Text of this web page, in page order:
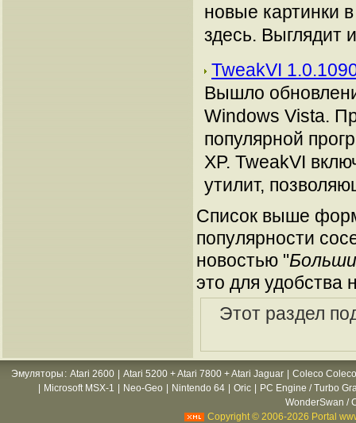
новые картинки
здесь. Выглядит
TweakVI
Вышло
Windows Vista.
популярной
XP. TweakVI
утилит,
Список выше
популярности
новостью "
это для удобства
Этот раздел
Эмуляторы : Atari 2600 Atari 5200 + Atari 7800 + Atari Jaguar
Coleco
Microsoft MSX-1 Neo-Geo Nintendo 64 Oric
PC Engine / Turbo
WonderSwan /
Copyright © 2006-2026 Portal